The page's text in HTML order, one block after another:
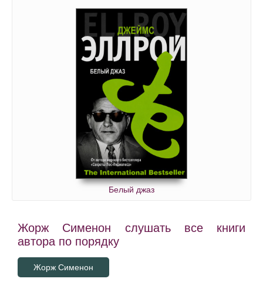
Белый джаз
Жорж Сименон слушать все книги
автора по порядку
Жорж Сименон